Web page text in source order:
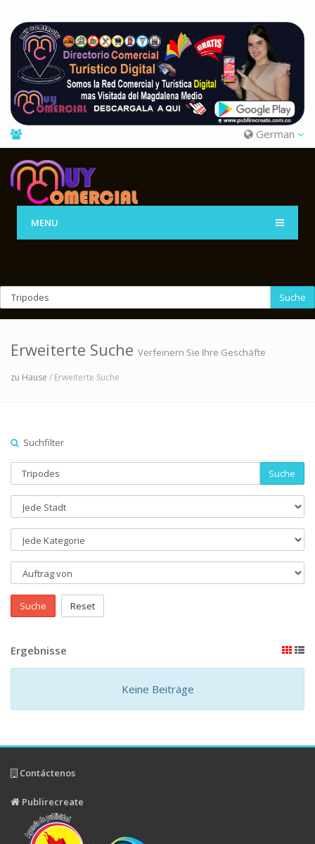
German
MENU
Suche
Erweiterte Suche Verfeinern Sie Ihre Geschäfte
zu Hause / Erweiterte Suche
Suchfilter
Suche
Suche Reset
Ergebnisse
Keine Beiträge
Contáctenos
Publirecreate